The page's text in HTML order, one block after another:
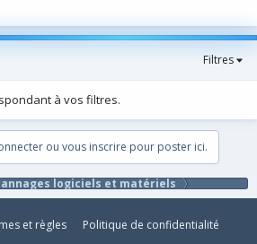
Filtres
à vos filtres.
ou vous inscrire pour poster ici.
logiciels et matériels
et règles Politique de confidentialité